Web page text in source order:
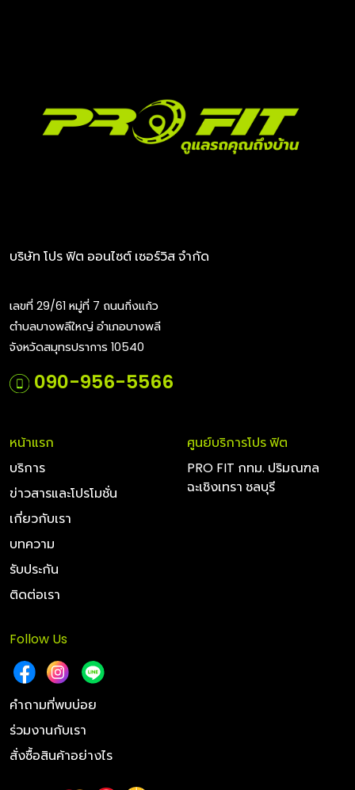
สังเคราะห์ 100%
🎉แนะนำ 3 อันดับสินค้าขายดีจากแบรนด์
1.MOBIL 1 0W-40 น้ำมันเครื่องสังเคราะห์แท้ 100%
เหมาะสำหรับเครื่องยนต์เบนซิน น้ำมันเครื่องสูตรนี้ป้องกันการ
สึกหรอและประสิทธิภาพการทำงานโดยรวมอย่างยอดเยี่ยม
2.MOBIL SUPER 3000 5W-30 น้ำมันเครื่องสังเคราะห์แท้
100%
เหมาะสำหรับเครื่องยนต์ดีเซล น้ำมันเครื่องยนต์สังเคราะห์
คุณภาพสูงที่ได้รับการออกแบบมาเพื่อช่วยยืดอายุการใช้งาน
เครื่องยนต์ให้ยาวนานยิ่งขึ้น มีคุณสมบัติด้านการปกป้อง
ดูรายการน้ำมันเครื่อง
3.MOBIL 1 Turbo Diesel 5W-40 น้ำมันเครื่องสังเคราะห์
แท้ 100%
บริษัท โปร ฟิต ออนไซต์ เซอร์วิส จำกัด
เลขที่ 29/61 หมู่ที่ 7 ถนนกิ่งแก้ว
ตำบลบางพลีใหญ่ อำเภอบางพลี
จังหวัดสมุทรปราการ 10540
090-956-5566
หน้าแรก
บริการ
ข่าวสารและโปรโมชั่น
เกี่ยวกับเรา
บทความ
รับประกัน
ติดต่อเรา
ศูนย์บริการโปร ฟิต
PRO FIT กทม. ปริมณฑล
ฉะเชิงเทรา ชลบุรี
Follow Us
คำถามที่พบบ่อย
ร่วมงานกับเรา
สั่งซื้อสินค้าอย่างไร